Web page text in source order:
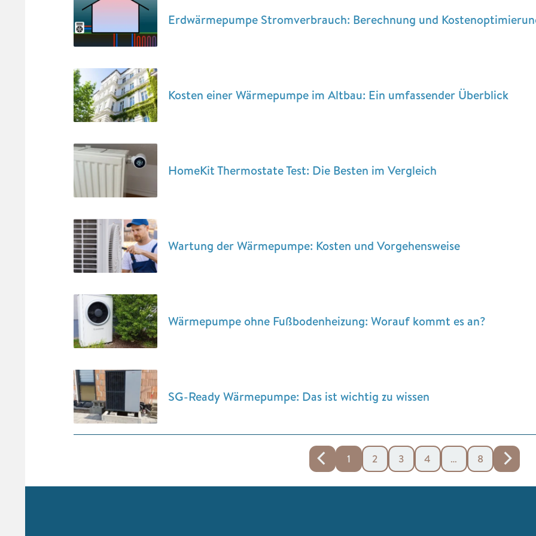
Erdwärmepumpe Stromverbrauch: Berechnung und
Kosten einer Wärmepumpe im Altbau: Ein umfassender Überblick
HomeKit Thermostate Test: Die Besten im Vergleich
Wartung der Wärmepumpe: Kosten und Vorgehensweise
Wärmepumpe ohne Fußbodenheizung: Worauf kommt es an?
SG-Ready Wärmepumpe: Das ist wichtig zu wissen
1 2 3 4 … 8